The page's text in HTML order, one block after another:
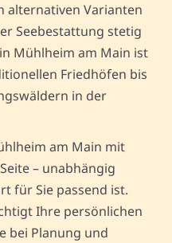
alternativen Varianten
Seebestattung stetig
Mühlheim am Main ist
Friedhöfen bis
in der
am Main mit
– unabhängig
für Sie passend ist.
Ihre persönlichen
bei Planung und